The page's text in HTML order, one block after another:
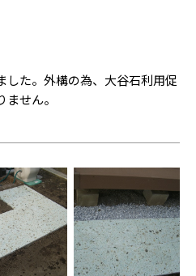
した。外構の為、大谷石利用促
せん。